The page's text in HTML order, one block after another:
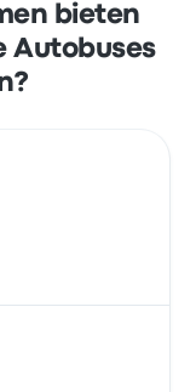
bieten
Autobuses